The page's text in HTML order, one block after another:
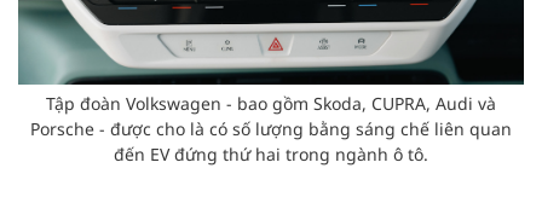
Tập đoàn Volkswagen - bao gồm Skoda, CUPRA, Audi và
Porsche - được cho là có số lượng bằng sáng chế liên quan
đến EV đứng thứ hai trong ngành ô tô.